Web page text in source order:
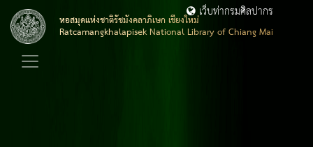
หอสมุดแห่งชาติรัชมังคลาภิเษก เชียงใหม่
Ratcamangkhalapisek National Library of Chiang Mai
เว็บท่ากรมศิลปากร